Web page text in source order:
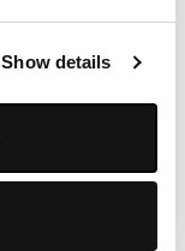
Show details